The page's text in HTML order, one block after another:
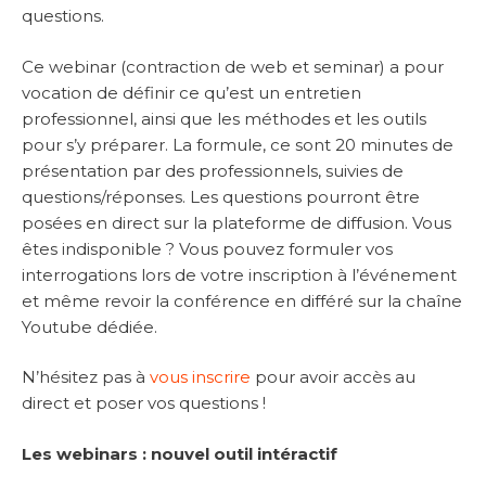
questions.
Ce webinar (contraction de web et seminar) a pour
vocation de définir ce qu’est un entretien
professionnel, ainsi que les méthodes et les outils
pour s’y préparer. La formule, ce sont 20 minutes de
présentation par des professionnels, suivies de
questions/réponses. Les questions pourront être
posées en direct sur la plateforme de diffusion. Vous
êtes indisponible ? Vous pouvez formuler vos
interrogations lors de votre inscription à l’événement
et même revoir la conférence en différé sur la chaîne
Youtube dédiée.
N’hésitez pas à vous inscrire pour avoir accès au
direct et poser vos questions !
Les webinars : nouvel outil intéractif